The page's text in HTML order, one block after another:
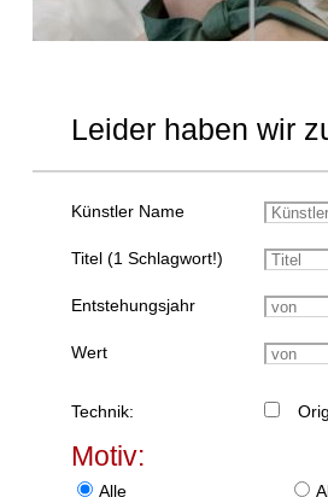
Leider haben wir
Künstler Name
Titel (1 Schlagwort!)
Entstehungsjahr
Wert
Technik:
Motiv:
Alle